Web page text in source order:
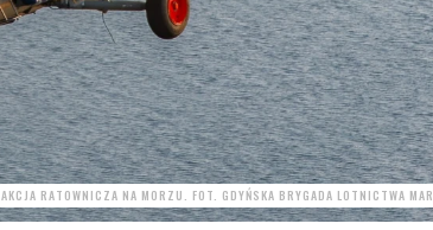
AKCJA RATOWNICZA NA MORZU. FOT. GDYŃSKA BRYGADA LOTNICTWA